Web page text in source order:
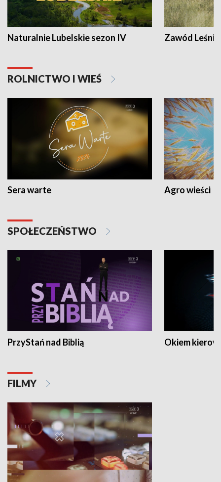
Naturalnie Lubelskie sezon IV Zawód Leśnik
ROLNICTWO I WIEŚ
Sera warte Agro wieści
SPOŁECZEŃSTWO
PrzyStań nad Biblią Okiem
FILMY